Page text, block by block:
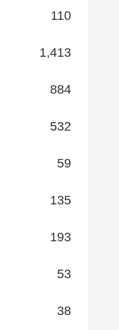
110
1,413
884
532
59
135
193
53
38